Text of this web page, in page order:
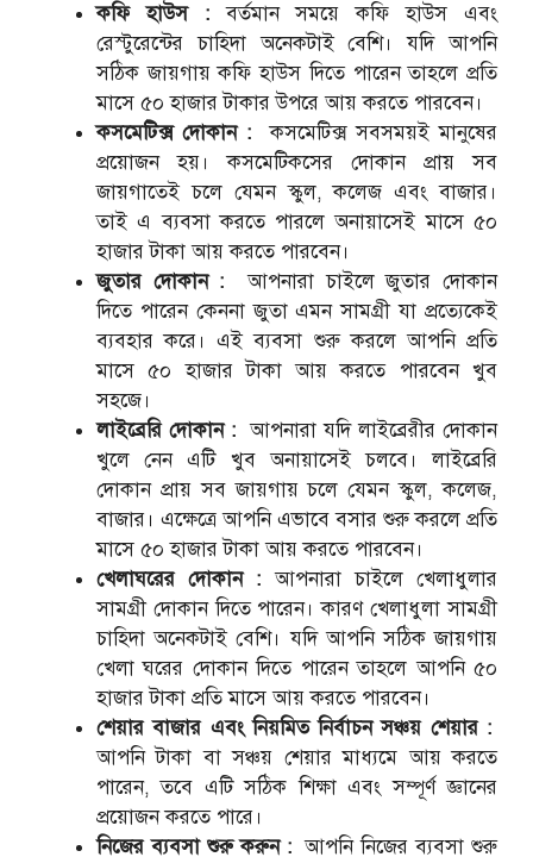
কফি হাউস :বর্তমান সময়ে কফি হাউস এবং
রেস্টুরেন্টের চাহিদা অনেকটাই বেশি। যদি আপনি
সঠিক জায়গায় কফি হাউস দিতে পারেন তাহলে প্রতি
মাসে ৫০ হাজার টাকার উপরে আয় করতে পারবেন।
কসমেটিক্স দোকান :
কসমেটিক্স সবসময়ই মানুষের
প্রয়োজন হয়। কসমেটিকসের দোকান প্রায় সব
জায়গাতেই চলে যেমন স্কুল, কলেজ এবং বাজার।
তাই এ ব্যবসা করতে পারলে অনায়াসেই মাসে ৫০
হাজার টাকা আয় করতে পারবেন।
জুতার দোকান : আপনারা চাইলে জুতার দোকান
দিতে পারেন কেননা জুতা এমন সামগ্রী যা প্রত্যেকেই
ব্যবহার করে। এই ব্যবসা শুরু করলে আপনি প্রতি
মাসে ৫০ হাজার টাকা আয় করতে পারবেন খুব
সহজে।
লাইব্রেরি দোকান : আপনারা যদি লাইব্রেরীর দোকান
খুলে নেন এটি খুব অনায়াসেই চলবে। লাইব্রেরি
দোকান প্রায় সব জায়গায় চলে যেমন স্কুল, কলেজ,
বাজার। এক্ষেত্রে আপনি এভাবে বসার শুরু করলে প্রতি
মাসে ৫০ হাজার টাকা আয় করতে পারবেন।
খেলাঘরের দোকান : আপনারা চাইলে খেলাধুলার
সামগ্রী দোকান দিতে পারেন। কারণ খেলাধুলা সামগ্রী
চাহিদা অনেকটাই বেশি। যদি আপনি সঠিক জায়গায়
খেলা ঘরের দোকান দিতে পারেন তাহলে আপনি ৫০
হাজার টাকা প্রতি মাসে আয় করতে পারবেন।
শেয়ার বাজার এবং নিয়মিত নির্বাচন সঞ্চয় শেয়ার :
আপনি টাকা বা সঞ্চয় শেয়ার মাধ্যমে আয় করতে
পারেন, তবে এটি সঠিক শিক্ষা এবং সম্পূর্ণ জ্ঞানের
প্রয়োজন করতে পারে।
নিজের ব্যবসা শুরু করুন :আপনি নিজের ব্যবসা শুরু